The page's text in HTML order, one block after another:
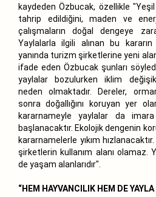
kaydeden Özbucak, özellikle
tahrip edildiğini, maden ve
çalışmaların doğal dengeye
Yaylalarla ilgili alınan bu
yanında turizm şirketlerine yeni
ifade eden Özbucak şunları
yaylalar bozulurken iklim
neden olmaktadır. Dereler,
sonra doğallığını koruyan yer
kararnameyle yaylalar da
başlanacaktır. Ekolojik dengenin
kararnamelerle yıkım
şirketlerin kullanım alanı olamaz.
de yaşam alanlarıdır".
“HEM HAYVANCILIK HEM DE